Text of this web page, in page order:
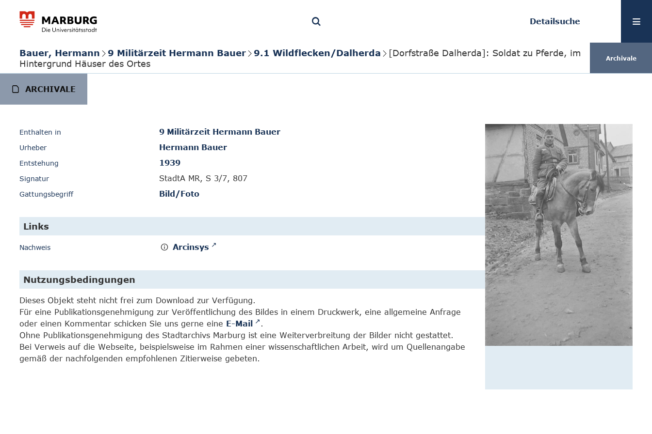
Detailsuche
Bauer, Hermann 9 Militärzeit Hermann Bauer 9.1 Wildflecken/Dalherda
[Dorfstraße Dalherda]: Soldat zu Pferde, im
Hintergrund Häuser des Ortes
Archivale
ARCHIVALE
Enthalten in 9 Militärzeit Hermann Bauer
Urheber Hermann Bauer
Entstehung 1939
Signatur StadtA MR, S 3/7, 807
Gattungsbegriff Bild/Foto
Links
Nachweis Arcinsys
Nutzungsbedingungen
Dieses Objekt steht nicht frei zum Download zur Verfügung.
Für eine Publikationsgenehmigung zur Veröffentlichung des Bildes in einem Druckwerk, eine allgemeine Anfrage
oder einen Kommentar schicken Sie uns gerne eine E-Mail
.
Ohne Publikationsgenehmigung des Stadtarchivs Marburg ist eine Weiterverbreitung der Bilder nicht gestattet.
Bei Verweis auf die Webseite, beispielsweise im Rahmen einer wissenschaftlichen Arbeit, wird um Quellenangabe
gemäß der nachfolgenden empfohlenen Zitierweise gebeten.